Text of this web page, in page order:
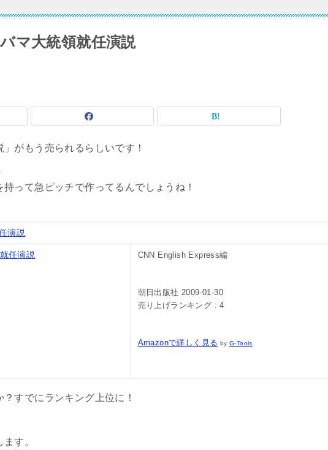
マ大統領就任演説
がもう売られるらしいです！
って急ピッチで作ってるんでしょうね！
演説
CNN English Express編
朝日出版社 2009-01-30
売り上げランキング : 4
Amazonで詳しく見る by G-Tools
すでにランキング上位に！
す。